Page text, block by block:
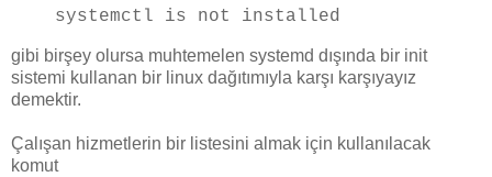
systemctl is not installed
gibi birşey olursa muhtemelen systemd dışında bir init
sistemi kullanan bir linux dağıtımıyla karşı karşıyayız
demektir.
Çalışan hizmetlerin bir listesini almak için kullanılacak
komut